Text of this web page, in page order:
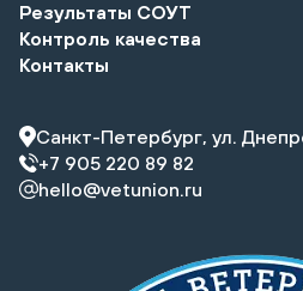
Результаты СОУТ
Контроль качества
Контакты
Санкт-Петербург, ул.
+7 905 220 89 82
hello@vetunion.ru